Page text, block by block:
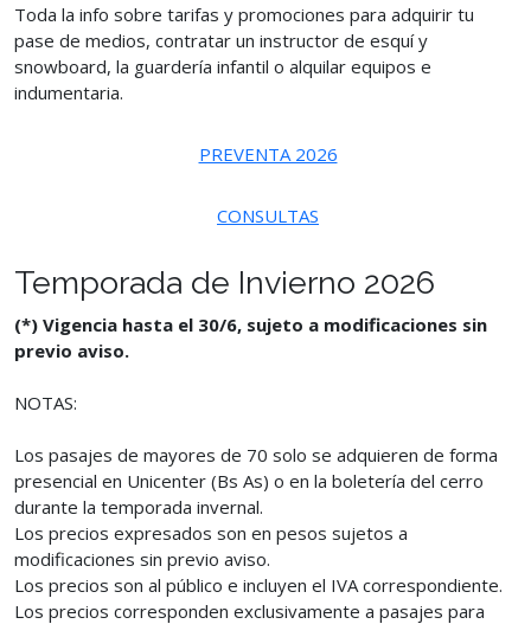
Toda la info sobre tarifas y promociones para adquirir tu
pase de medios, contratar un instructor de esquí y
snowboard, la guardería infantil o alquilar equipos e
indumentaria.
PREVENTA 2026
CONSULTAS
Temporada de Invierno 2026
(*) Vigencia hasta el 30/6, sujeto a modificaciones sin
previo aviso.
NOTAS:
Los pasajes de mayores de 70 solo se adquieren de forma
presencial en Unicenter (Bs As) o en la boletería del cerro
durante la temporada invernal.
Los precios expresados son en pesos sujetos a
modificaciones sin previo aviso.
Los precios son al público e incluyen el IVA correspondiente.
Los precios corresponden exclusivamente a pasajes para